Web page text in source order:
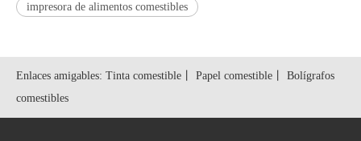
impresora de alimentos comestibles
Enlaces amigables: Tinta comestible Papel comestible
Bolígrafos
comestibles